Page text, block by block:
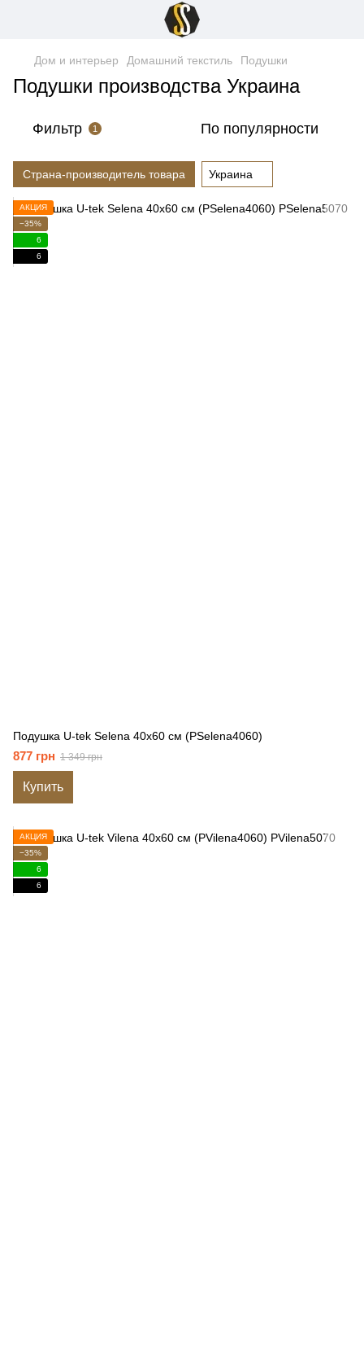
Дом и интерьер Домашний текстиль Подушки
Подушки производства Украина
Фильтр 1 По популярности
Страна-производитель товара Украина
АКЦИЯ
−35%
6
6
Подушка U-tek Selena 40x60 см (PSelena4060)
877 грн 1 349 грн
Купить
АКЦИЯ
−35%
6
6